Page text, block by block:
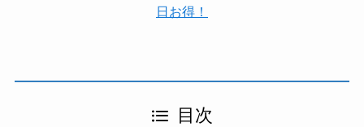
日お得！
目次